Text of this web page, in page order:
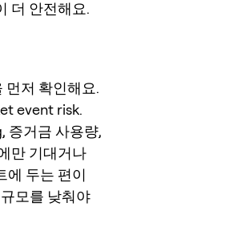
더 안전해요.
먼저 확인해요.
event risk.
증거금 사용량,
만 기대거나
에 두는 편이
모를 낮춰야